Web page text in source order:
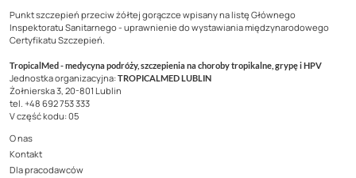
Punkt szczepień przeciw żółtej gorączce wpisany na listę Głównego
Inspektoratu Sanitarnego - uprawnienie do wystawiania międzynarodowego
Certyfikatu Szczepień.
TropicalMed - medycyna podróży, szczepienia na choroby tropikalne, grypę i HPV
Jednostka organizacyjna:TROPICALMED LUBLIN
Żołnierska 3, 20-801 Lublin
tel. +48 692 753 333
V część kodu: 05
O nas
Kontakt
Dla pracodawców